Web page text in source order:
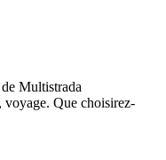
Multistrada
voyage. Que choisirez-